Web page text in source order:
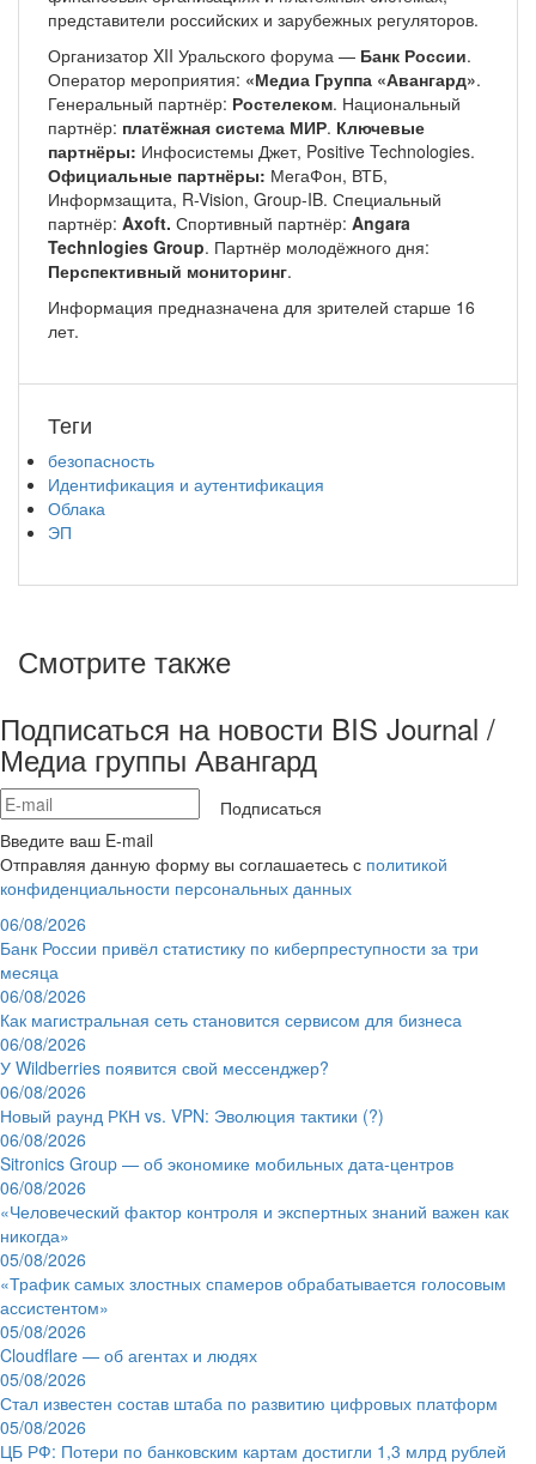
представители российских и зарубежных регуляторов.
Организатор XII Уральского форума — Банк России.
Оператор мероприятия: «Медиа Группа «Авангард».
Генеральный партнёр: Ростелеком. Национальный
партнёр: платёжная система МИР. Ключевые
партнёры: Инфосистемы Джет, Positive Technologies.
Официальные партнёры: МегаФон, ВТБ,
Информзащита, R-Vision, Group-IB. Специальный
партнёр: Axoft. Спортивный партнёр: Angara
Technlogies Group. Партнёр молодёжного дня:
Перспективный мониторинг.
Информация предназначена для зрителей старше 16
лет.
Теги
безопасность
Идентификация и аутентификация
Облака
ЭП
Смотрите также
Подписаться на новости BIS Journal /
Медиа группы Авангард
Подписаться
Введите ваш E-mail
Отправляя данную форму вы соглашаетесь с политикой
конфиденциальности персональных данных
06/08/2026
Банк России привёл статистику по киберпреступности за три
месяца
06/08/2026
Как магистральная сеть становится сервисом для бизнеса
06/08/2026
У Wildberries появится свой мессенджер?
06/08/2026
Новый раунд РКН vs. VPN: Эволюция тактики (?)
06/08/2026
Sitronics Group — об экономике мобильных дата-центров
06/08/2026
«Человеческий фактор контроля и экспертных знаний важен как
никогда»
05/08/2026
«Трафик самых злостных спамеров обрабатывается голосовым
ассистентом»
05/08/2026
Cloudflare — об агентах и людях
05/08/2026
Стал известен состав штаба по развитию цифровых платформ
05/08/2026
ЦБ РФ: Потери по банковским картам достигли 1,3 млрд рублей